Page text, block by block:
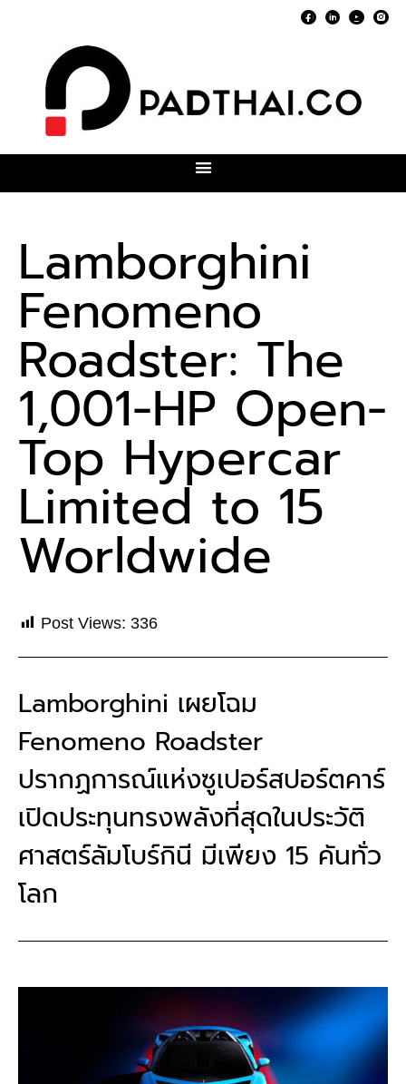
Lamborghini
Fenomeno
Roadster: The
1,001-HP Open-
Top Hypercar
Limited to 15
Worldwide
Post Views: 336
Lamborghini เผยโฉม
Fenomeno Roadster
ปรากฏการณ์แห่งซูเปอร์สปอร์ตคาร์
เปิดประทุนทรงพลังที่สุดในประวัติ
ศาสตร์ลัมโบร์กินี มีเพียง 15 คันทั่ว
โลก